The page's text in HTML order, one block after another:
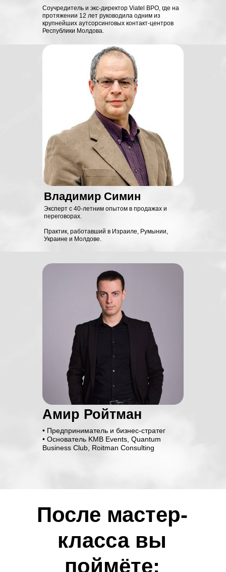
Соучредитель и экс-директор Viatel BPO, где на
протяжении 12 лет руководила одним из
крупнейших аутсорсинговых контакт-центров
Республики Молдова.
Владимир Симин
Эксперт с 40-летним опытом в продажах и
переговорах.
Практик, работавший в Израиле, Румынии,
Украине и Молдове.
Амир Ройтман
• Предприниматель и бизнес-стратег
• Основатель KMB Events, Quantum
Business Club, Roitman Consulting
Как проходят
наши мастер
классы
КУПИ БИЛЕТ
ДО 15 ИЮЛЯ!
15 июля (среда) с 19:00 до 22:00